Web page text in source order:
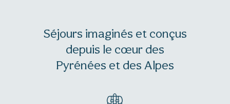
Séjours imaginés et conçus
depuis le cœur des
Pyrénées et des Alpes